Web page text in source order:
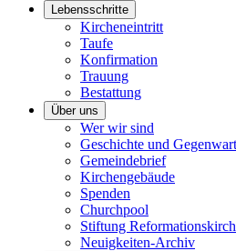
Lebensschritte
Kircheneintritt
Taufe
Konfirmation
Trauung
Bestattung
Über uns
Wer wir sind
Geschichte und Gegenwart
Gemeindebrief
Kirchengebäude
Spenden
Churchpool
Stiftung
Neuigkeiten-Archiv